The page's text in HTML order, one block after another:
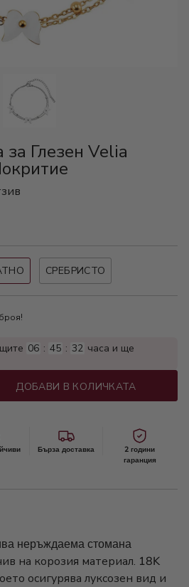
Глезен Velia
СРЕБРИСТО
06 : 45 : 31 часа и ще
ДОБАВИ В КОЛИЧКАТА
Бърза доставка
2 години
гаранция
неръждаема стомана
на корозия материал. 18K
осигурява луксозен вид и